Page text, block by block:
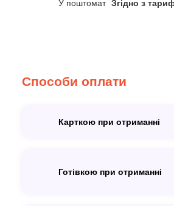
У поштомат Згідно з
Способи оплати
Карткою при отриманні
Готівкою при отриманні